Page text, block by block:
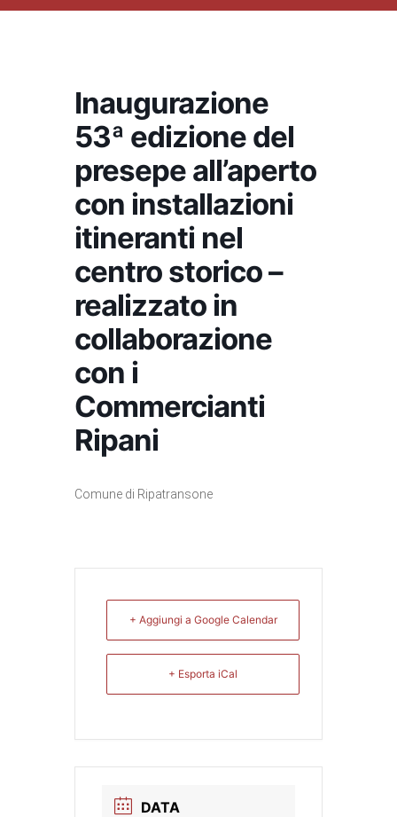
Inaugurazione
53ª edizione del
presepe all’aperto
con installazioni
itineranti nel
centro storico –
realizzato in
collaborazione
con i
Commercianti
Ripani
Comune di Ripatransone
+ Aggiungi a Google Calendar
+ Esporta iCal
DATA